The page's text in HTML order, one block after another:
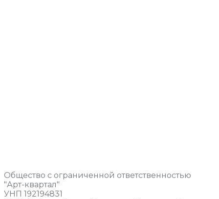
Общество с ограниченной ответственностью
"Арт-квартал"
УНП 192194831